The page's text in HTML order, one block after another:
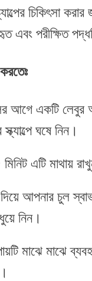
চিকিৎসা
এবং পরীক্ষিত
করতেঃ
আগে একটি লেবুর
ঘষে নিন।
এটি মাথায়
আপনার চুল
নিন।
মাঝে মাঝে